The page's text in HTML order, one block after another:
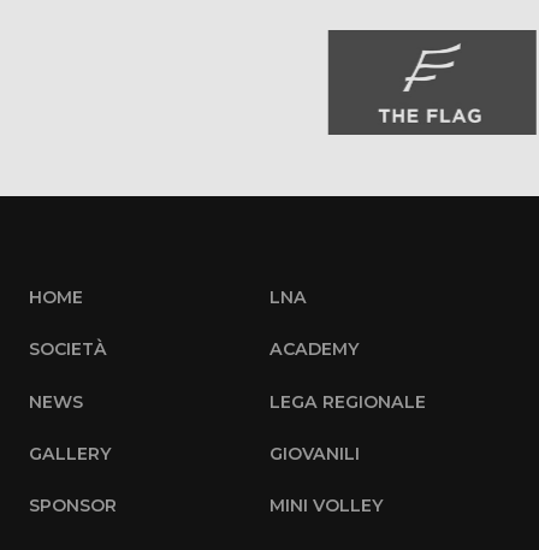
HOME
SOCIETÀ
NEWS
GALLERY
SPONSOR
LNA
ACADEMY
LEGA REGIONALE
GIOVANILI
MINI VOLLEY